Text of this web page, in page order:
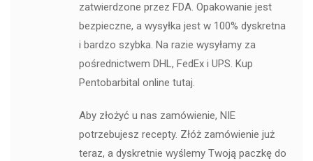
zatwierdzone przez FDA. Opakowanie jest
bezpieczne, a wysyłka jest w 100% dyskretna
i bardzo szybka. Na razie wysyłamy za
pośrednictwem DHL, FedEx i UPS. Kup
Pentobarbital online tutaj.
Aby złożyć u nas zamówienie, NIE
potrzebujesz recepty. Złóż zamówienie już
teraz, a dyskretnie wyślemy Twoją paczkę do